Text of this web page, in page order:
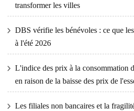
transformer les villes
DBS vérifie les bénévoles : ce que
à l'été 2026
L'indice des prix à la consommation
en raison de la baisse des prix de
Les filiales non bancaires et la